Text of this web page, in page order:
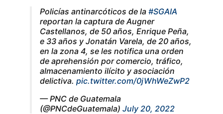
Policías antinarcóticos de la #SGAIA
reportan la captura de Augner
Castellanos, de 50 años, Enrique Peña,
e 33 años y Jonatán Varela, de 20 años,
en la zona 4, se les notifica una orden
de aprehensión por comercio, tráfico,
almacenamiento ilícito y asociación
delictiva. pic.twitter.com/0jWhWeZwP2
— PNC de Guatemala
(@PNCdeGuatemala) July 20, 2022